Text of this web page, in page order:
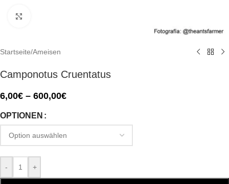
Startseite/Ameisen
Camponotus Cruentatus
6,00€ – 600,00€
OPTIONEN
- +